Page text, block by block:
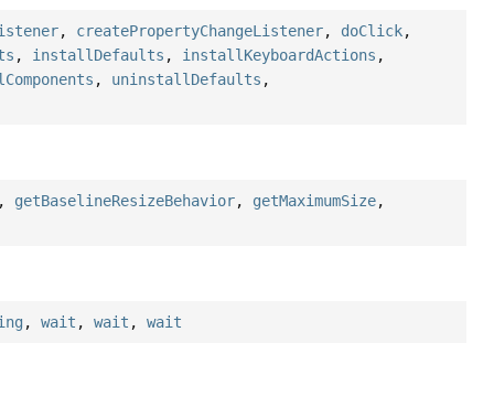
, createPropertyChangeListener, doClick,
, installDefaults , installKeyboardActions ,
, uninstallDefaults ,
, getBaselineResizeBehavior, getMaximumSize,
,wait ,wait ,wait